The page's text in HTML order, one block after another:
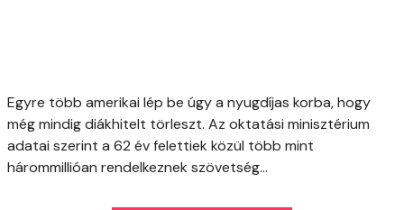
Egyre több amerikai lép be úgy a nyugdíjas korba, hogy
még mindig diákhitelt törleszt. Az oktatási minisztérium
adatai szerint a 62 év felettiek közül több mint
hárommillióan rendelkeznek szövetség...